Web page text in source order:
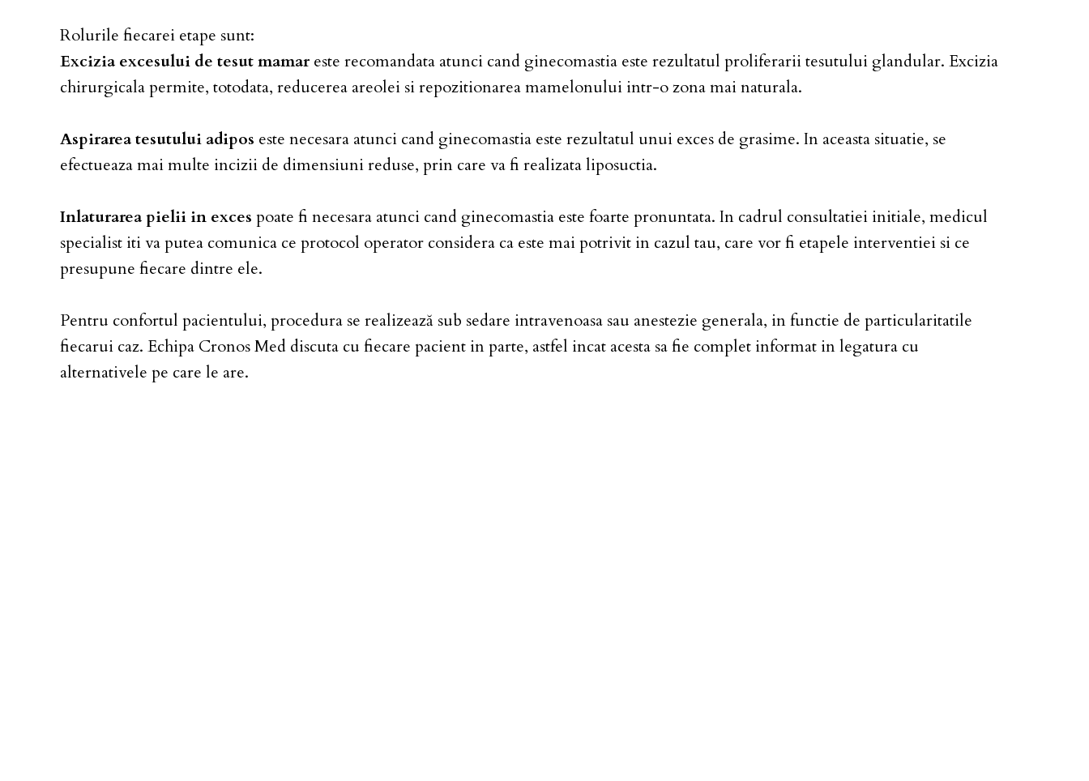
Rolurile fiecarei etape sunt:
Excizia excesului de tesut mamar este recomandata atunci cand ginecomastia este rezultatul proliferarii tesutului glandular. Excizia
chirurgicala permite, totodata, reducerea areolei si repozitionarea mamelonului intr-o zona mai naturala.
Aspirarea tesutului adipos este necesara atunci cand ginecomastia este rezultatul unui exces de grasime. In aceasta situatie, se
efectueaza mai multe incizii de dimensiuni reduse, prin care va fi realizata liposuctia.
Inlaturarea pielii in exces poate fi necesara atunci cand ginecomastia este foarte pronuntata. In cadrul consultatiei initiale, medicul
specialist iti va putea comunica ce protocol operator considera ca este mai potrivit in cazul tau, care vor fi etapele interventiei si ce
presupune fiecare dintre ele.
Pentru confortul pacientului, procedura se realizează sub sedare intravenoasa sau anestezie generala, in functie de particularitatile
fiecarui caz. Echipa Cronos Med discuta cu fiecare pacient in parte, astfel incat acesta sa fie complet informat in legatura cu
alternativele pe care le are.